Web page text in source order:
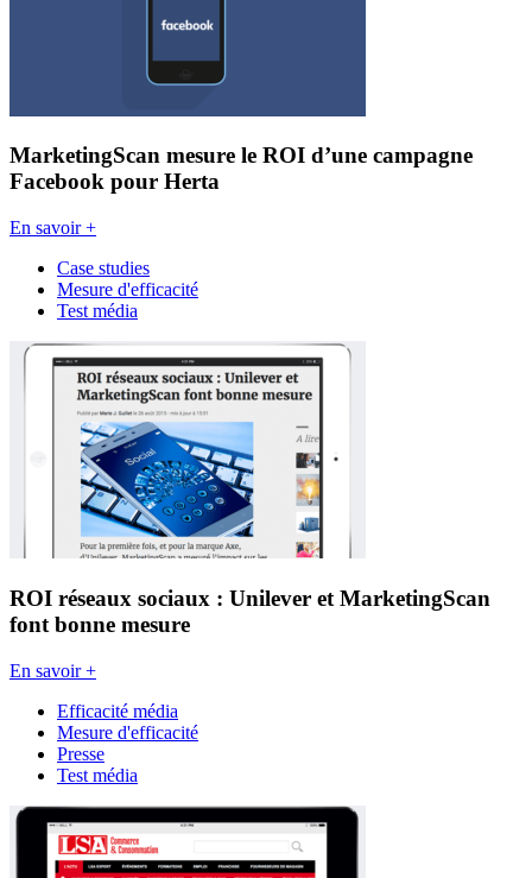
MarketingScan mesure le ROI d’une campagne
Facebook pour Herta
En savoir +
Case studies
Mesure d'efficacité
Test média
ROI réseaux sociaux : Unilever et MarketingScan
font bonne mesure
En savoir +
Efficacité média
Mesure d'efficacité
Presse
Test média